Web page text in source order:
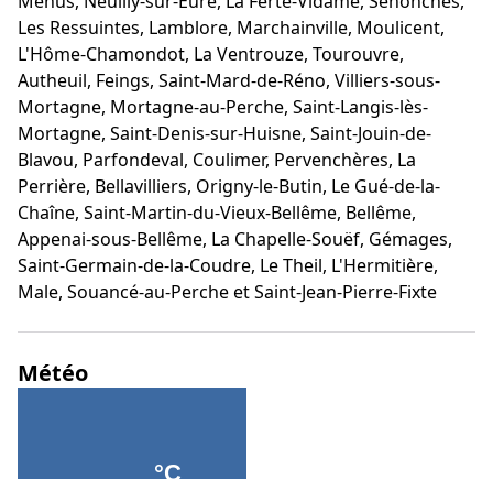
Les Ressuintes, Lamblore, Marchainville, Moulicent,
L'Hôme-Chamondot, La Ventrouze, Tourouvre,
Autheuil, Feings, Saint-Mard-de-Réno, Villiers-sous-
Mortagne, Mortagne-au-Perche, Saint-Langis-lès-
Mortagne, Saint-Denis-sur-Huisne, Saint-Jouin-de-
Blavou, Parfondeval, Coulimer, Pervenchères, La
Perrière, Bellavilliers, Origny-le-Butin, Le Gué-de-la-
Chaîne, Saint-Martin-du-Vieux-Bellême, Bellême,
Appenai-sous-Bellême, La Chapelle-Souëf, Gémages,
Saint-Germain-de-la-Coudre, Le Theil, L'Hermitière,
Male, Souancé-au-Perche et Saint-Jean-Pierre-Fixte
Météo